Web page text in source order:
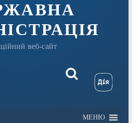
веб-сайт
МЕНЮ